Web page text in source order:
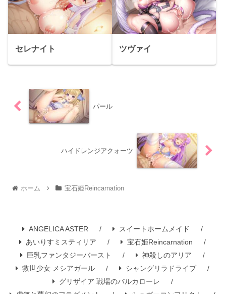
セレナイト ツヴァイ
パール
ハイドレンジアクォーツ
ホーム 宝石姫Reincarnation
ANGELICA ASTER
スイートホームメイド
あいりすミスティリア
宝石姫Reincarnation
巨乳ファンタジーバースト
神殺しのアリア
救世少女 メシアガール
シャングリラドライブ
グリザイア 戦場のバルカローレ